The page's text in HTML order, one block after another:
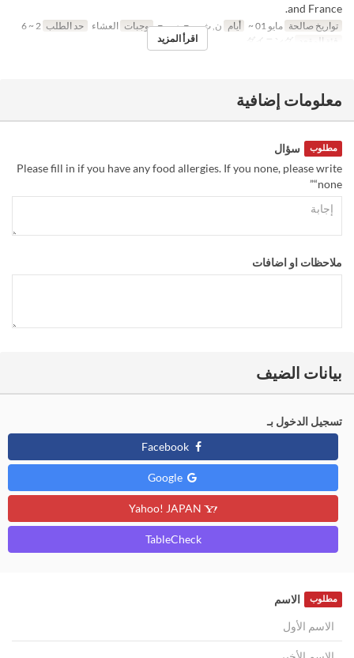
and France.
تواريخ صالحة مايو 01 ~ أيام ن, ث, ر, ج, س, ح وجبات العشاء حد الطلب
فئة المقعد
اقرأ المزيد
معلومات إضافية
سؤال مطلوب
Please fill in if you have any food allergies. If you none, please write
“none”
ملاحظات او اضافات
بيانات الضيف
تسجيل الدخول بـ
Facebook
Google
TableCheck
الاسم مطلوب